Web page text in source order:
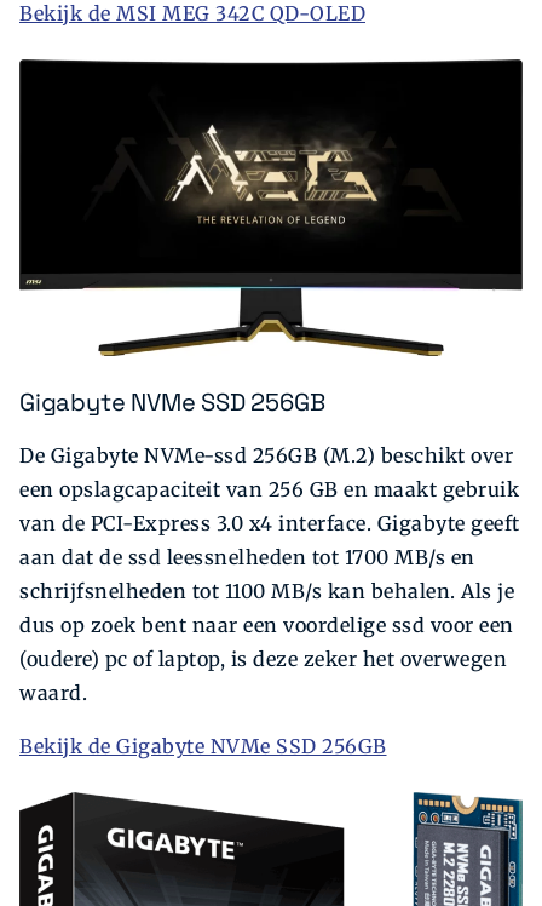
Bekijk de MSI MEG 342C QD-OLED
Gigabyte NVMe SSD 256GB
De Gigabyte NVMe-ssd 256GB (M.2) beschikt over
een opslagcapaciteit van 256 GB en maakt gebruik
van de PCI-Express 3.0 x4 interface. Gigabyte geeft
aan dat de ssd leessnelheden tot 1700 MB/s en
schrijfsnelheden tot 1100 MB/s kan behalen. Als je
dus op zoek bent naar een voordelige ssd voor een
(oudere) pc of laptop, is deze zeker het overwegen
waard.
Bekijk de Gigabyte NVMe SSD 256GB